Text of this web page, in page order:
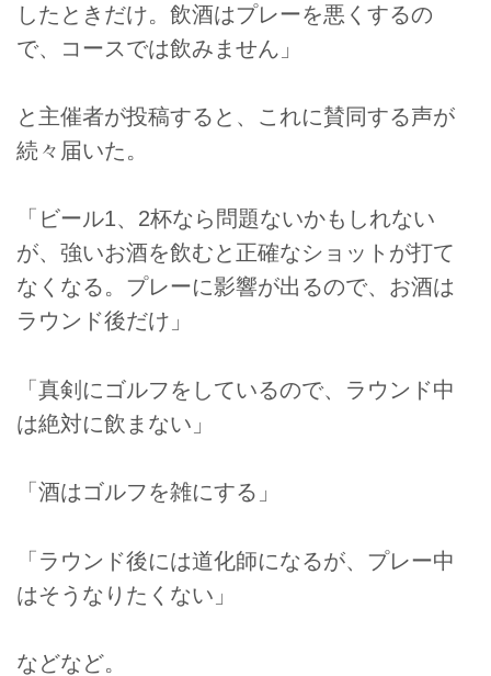
したときだけ。飲酒はプレーを悪くするの
で、コースでは飲みません」
と主催者が投稿すると、これに賛同する声が
続々届いた。
「ビール1、2杯なら問題ないかもしれない
が、強いお酒を飲むと正確なショットが打て
なくなる。プレーに影響が出るので、お酒は
ラウンド後だけ」
「真剣にゴルフをしているので、ラウンド中
は絶対に飲まない」
「酒はゴルフを雑にする」
「ラウンド後には道化師になるが、プレー中
はそうなりたくない」
などなど。